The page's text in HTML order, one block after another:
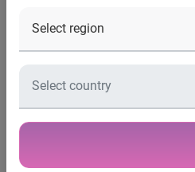
Todas as modalidades da
Consumidor registrou queda de
comparação com o mês
recuo mensal consecutivo. No
comparação com o mesmo